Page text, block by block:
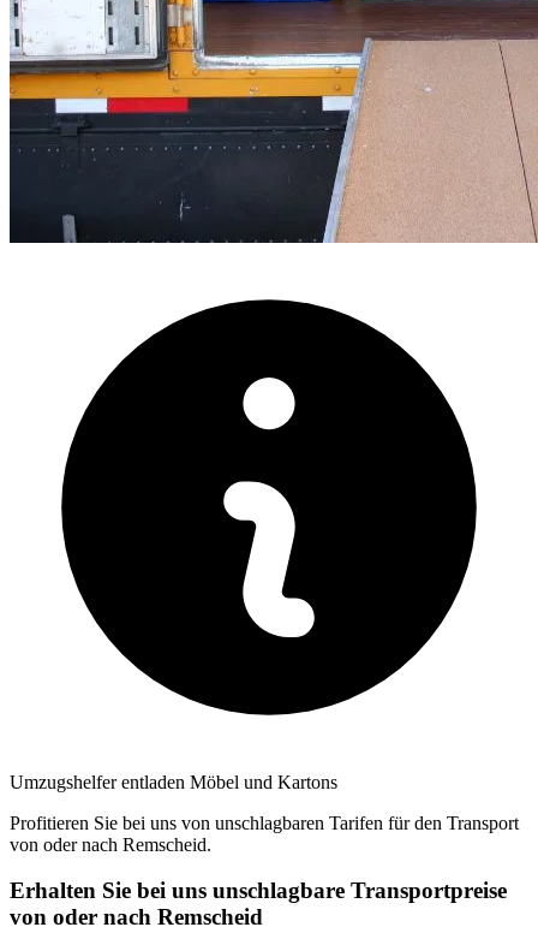
Umzugshelfer entladen Möbel und Kartons
Profitieren Sie bei uns von unschlagbaren Tarifen für den Transport
von oder nach Remscheid.
Erhalten Sie bei uns unschlagbare Transportpreise
von oder nach Remscheid